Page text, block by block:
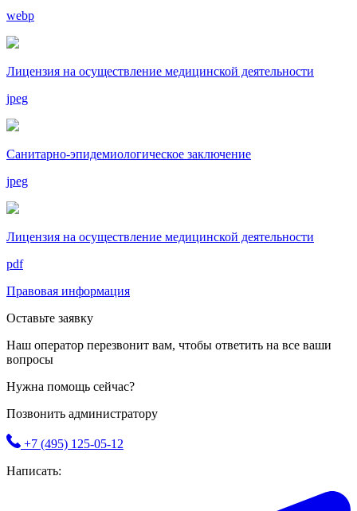
webp
Лицензия на осуществление медицинской деятельности
jpeg
Санитарно-эпидемиологическое заключение
jpeg
Лицензия на осуществление медицинской деятельности
pdf
Правовая информация
Оставьте заявку
Наш оператор перезвонит вам, чтобы ответить на все ваши
вопросы
Нужна помощь сейчас?
Позвонить администратору
+7 (495) 125-05-12
Написать: